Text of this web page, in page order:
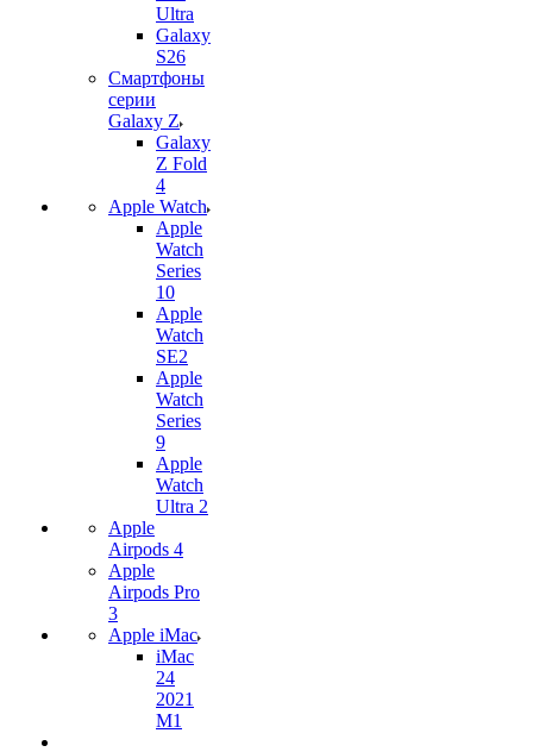
Ultra
Galaxy
S26
Смартфоны
серии
Galaxy Z
Galaxy
Z Fold
4
Apple Watch
Apple
Watch
Series
10
Apple
Watch
SE2
Apple
Watch
Series
9
Apple
Watch
Ultra 2
Apple
Airpods 4
Apple
Airpods Pro
3
Apple iMac
iMac
24
2021
M1